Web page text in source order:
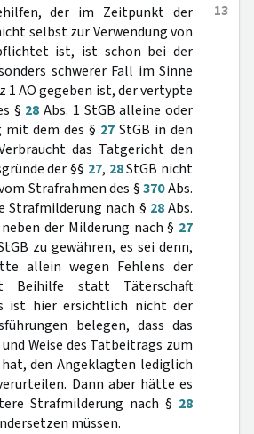
13
der im Zeitpunkt der
selbst zur Verwendung von
ist, ist schon bei der
schwerer Fall im Sinne
1 AO gegeben ist, der vertypte
§ 28 Abs. 1 StGB alleine oder
mit dem des § 27 StGB in den
das Tatgericht den
der §§ 27, 28StGB nicht
Strafrahmen des §370Abs.
Strafmilderung nach § 28Abs.
der Milderung nach § 27
zu gewähren, es sei denn,
allein wegen Fehlens der
Beihilfe statt Täterschaft
ist hier ersichtlich nicht der
belegen, dass das
Weise des Tatbeitrags zum
den Angeklagten lediglich
Dann aber hätte es
Strafmilderung nach § 28
müssen.